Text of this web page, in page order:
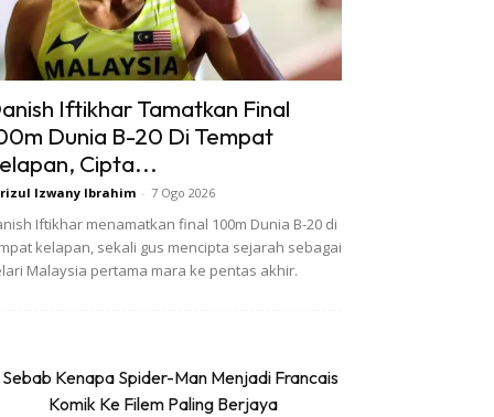
Iftikhar Tamatkan Final
Dunia B-20 Di Tempat
Cipta...
Izwany Ibrahim - 7 Ogo 2026
Iftikhar menamatkan final 100m Dunia B-20 di
kelapan, sekali gus mencipta sejarah sebagai
Malaysia pertama mara ke pentas akhir.
Kenapa Spider-Man Menjadi Francais
Komik Ke Filem Paling Berjaya